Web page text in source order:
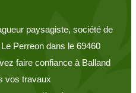
paysagiste, société de
Perreon dans le 69460
faire confiance à Balland
vos travaux